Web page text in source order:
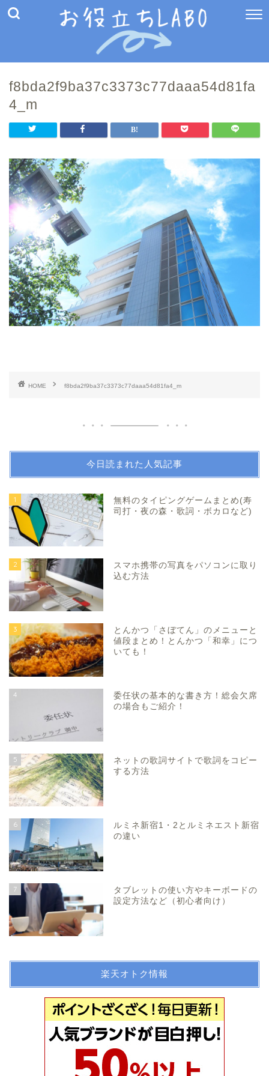
f8bda2f9ba37c3373c77daaa54d81fa
4_m
HOME f8bda2f9ba37c3373c77daaa54d81fa4_m
今日読まれた人気記事
1
無料のタイピングゲームまとめ(寿
司打・夜の森・歌詞・ボカロなど)
2
スマホ携帯の写真をパソコンに取り
込む方法
3
とんかつ「さぼてん」のメニューと
値段まとめ！とんかつ「和幸」につ
いても！
4
委任状の基本的な書き方！総会欠席
の場合もご紹介！
5
ネットの歌詞サイトで歌詞をコピー
する方法
6
ルミネ新宿1・2とルミネエスト新宿
の違い
7
タブレットの使い方やキーボードの
設定方法など（初心者向け）
楽天オトク情報